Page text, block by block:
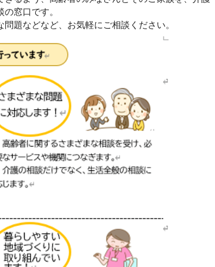
窓口です。
題などなど、お気軽にご相談ください。